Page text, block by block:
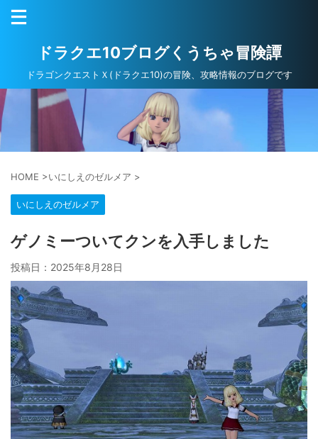
ドラクエ10ブログくうちゃ冒険譚
ドラゴンクエストＸ(ドラクエ10)の冒険、攻略情報のブログです
HOME >いにしえのゼルメア >
いにしえのゼルメア
ゲノミーついてクンを入手しました
投稿日： 2025年8月28日